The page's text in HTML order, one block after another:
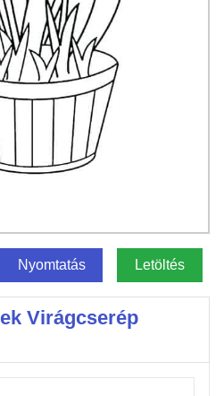
Nyomtatás Letöltés
Virágcserép